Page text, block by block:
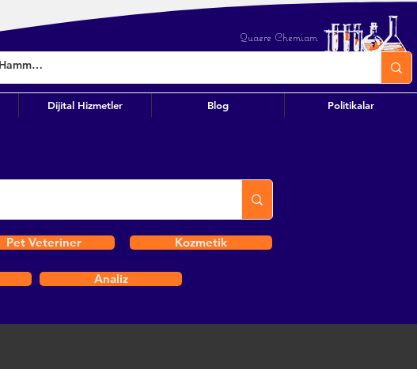
Quaere Chemiam
Dijital Hizmetler Blog Politikalar
Pet Veteriner Kozmetik
Analiz